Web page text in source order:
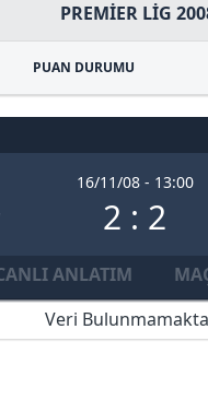
PREMIER LIG
PUAN DURUMU
16/11/08 - 13:00
2 : 2
ANLATIM
Veri